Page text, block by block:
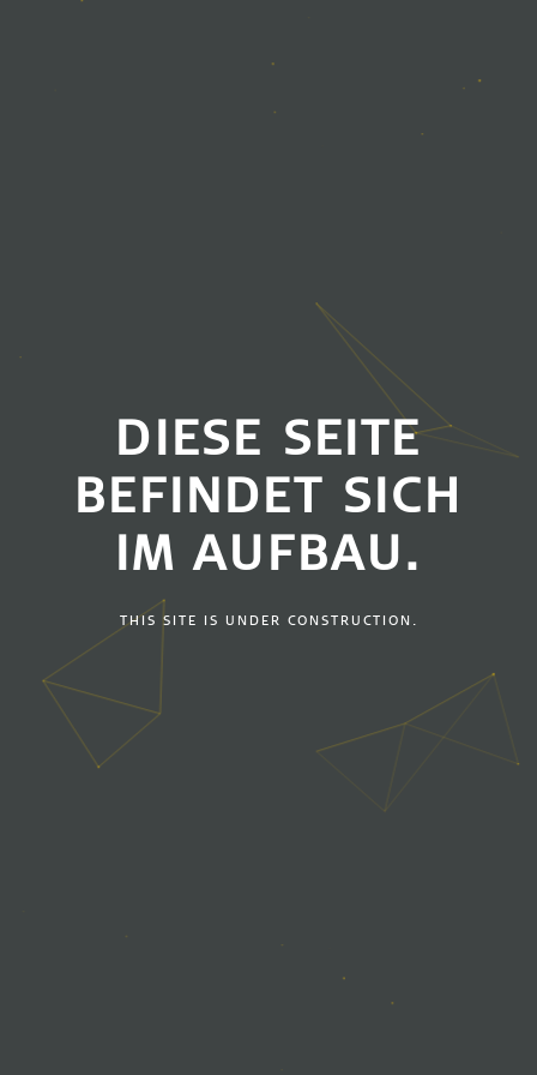
DIESE SEITE
BEFINDET SICH
IM AUFBAU.
THIS SITE IS UNDER CONSTRUCTION.